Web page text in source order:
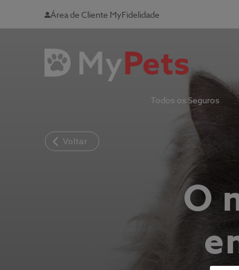
Área de Cliente MyFidelidade
Todos os Seguros
Voltar
O